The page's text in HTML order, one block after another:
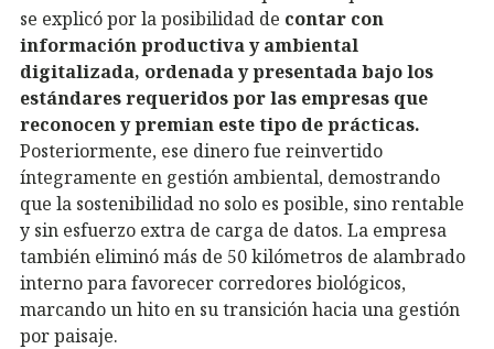
se explicó por la posibilidad de contar con
información productiva y ambiental
digitalizada, ordenada y presentada bajo los
estándares requeridos por las empresas que
reconocen y premian este tipo de prácticas.
Posteriormente, ese dinero fue reinvertido
íntegramente en gestión ambiental, demostrando
que la sostenibilidad no solo es posible, sino rentable
y sin esfuerzo extra de carga de datos. La empresa
también eliminó más de 50 kilómetros de alambrado
interno para favorecer corredores biológicos,
marcando un hito en su transición hacia una gestión
por paisaje.